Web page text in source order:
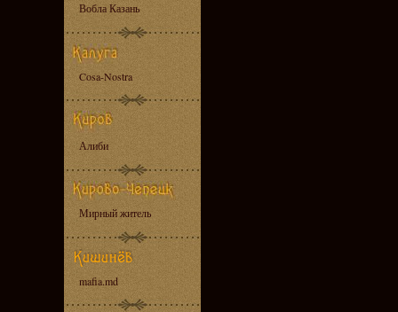
Вобла Казань
Cosa-Nostra
Алиби
Мирный житель
mafia.md